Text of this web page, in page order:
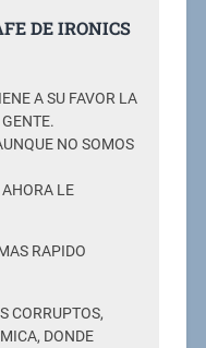
DE IRONICS
A SU FAVOR LA
NO SOMOS
LE
RAPIDO
CORRUPTOS,
DONDE